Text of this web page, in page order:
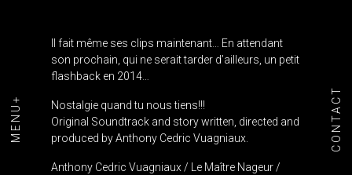
MENU+ CONTACT
Il fait même ses clips maintenant… En attendant
son prochain, qui ne serait tarder d’ailleurs, un petit
flashback en 2014…
Nostalgie quand tu nous tiens!!!
Original Soundtrack and story written, directed and
produced by Anthony Cedric Vuagniaux.
Anthony Cedric Vuagniaux / Le Maître Nageur /